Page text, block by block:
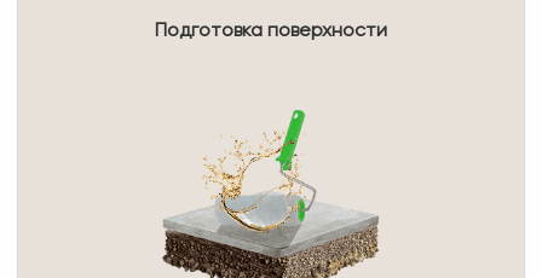
Подготовка поверхности